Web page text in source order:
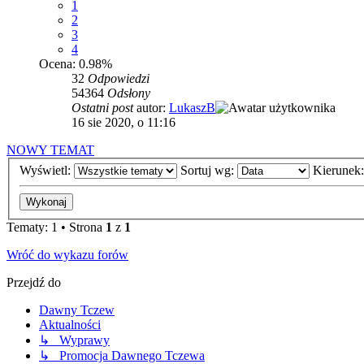
1
2
3
4
Ocena: 0.98%
32 Odpowiedzi
54364 Odsłony
Ostatni postautor: LukaszB
16 sie 2020, o 11:16
NOWY TEMAT
Wyświetl:
Sortuj wg:
Tematy: 1 • Strona 1 z 1
Wróć do wykazu forów
Przejdź do
Dawny Tczew
Aktualności
↳ Wyprawy
↳ Promocja Dawnego Tczewa